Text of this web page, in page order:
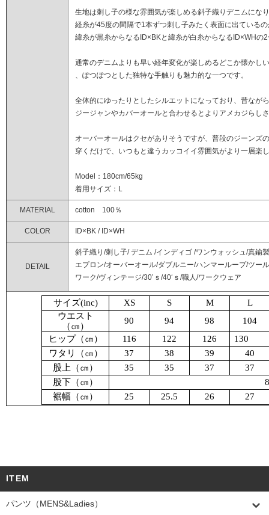
生地は刺し子の様な雰囲気が楽しめる斜子織りデニムにな
経糸が45度の間隔で1本ずつ刺し子みたく表面に出ている
緯糸が黒糸からなるID×BKと緯糸が白糸からなるID×WHの
通常のデニムよりも早い経年変化が楽しめるどこか懐かし
、ぽつぽつとした独特な手触りも魅力的な一つです。
全体的にゆったりとしたシルエットになっており、昔なが
ジージャンやカバーオールと合わせるとよりアメカジらし
オーバーオールはクセがありそうですが、普段のジーンズ
穿くだけで、いつもと違うカッコイイ雰囲気がより一層楽
Model：180cm/65kg
着用サイズ：L
MATERIAL cotton 100％
COLOR ID×BK / ID×WH
DETAIL
斜子織り/刺し子/ デニム /インディゴ /ワンウォッシュ/真鍮
エプロン/オーバーオール/ダブルニー/ハンマーループ/ツー
ワーク/ヴィンテージ/30’ｓ/40‘ｓ/職人/ワークウェア
サイズ(inc) XS S M
L
ウエスト
（㎝）
90 94 98
104
ヒップ（㎝）
116 122 126
130
ワタリ（㎝）
37 38 39
40
股上（㎝）
35 35 37
37
股下（㎝）
裾幅（㎝）
25 25.5 26 27
ITEM
パンツ（MENS&Ladies）